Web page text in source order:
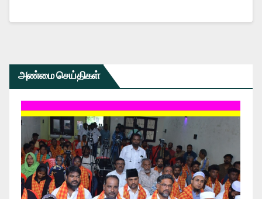
அண்மை செய்திகள்